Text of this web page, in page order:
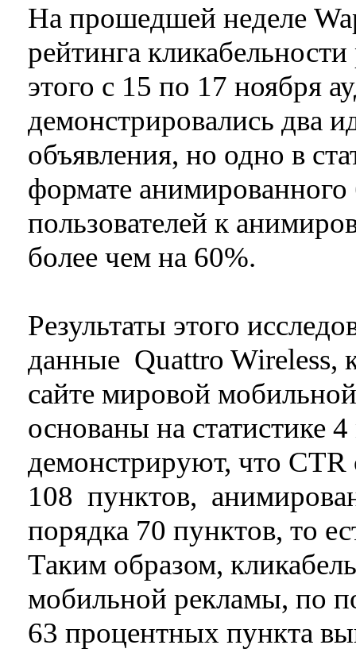
На прошедшей неделе
рейтинга
этого с 15 по 17 ноября
демонстрировались два
объявления, но одно в
формате
пользователей к
более чем на 60%.
Результаты этого
данные Quattro Wireless,
сайте мировой
основаны на статистике
демонстрируют, что CTR
108 пунктов,
порядка 70 пунктов, то
Таким образом,
мобильной рекламы, по
63 процентных пункта